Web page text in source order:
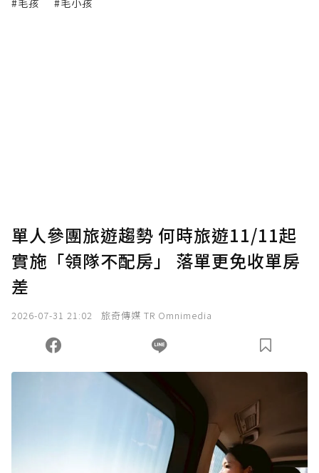
單人參團旅遊趨勢 何時旅遊11/11起
實施「領隊不配房」 落單更免收單房
差
2026-07-31 21:02 旅奇傳媒 TR Omnimedia